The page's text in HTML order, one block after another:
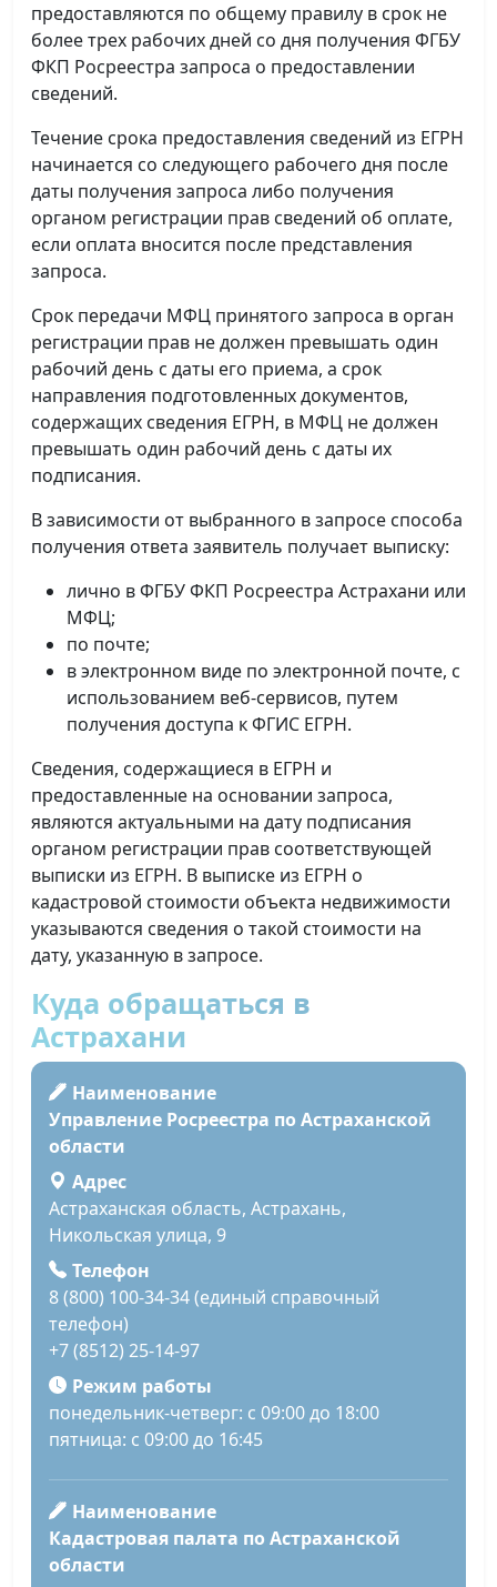
предоставляются по общему правилу в срок не
более трех рабочих дней со дня получения ФГБУ
ФКП Росреестра запроса о предоставлении
сведений.
Течение срока предоставления сведений из ЕГРН
начинается со следующего рабочего дня после
даты получения запроса либо получения
органом регистрации прав сведений об оплате,
если оплата вносится после представления
запроса.
Срок передачи МФЦ принятого запроса в орган
регистрации прав не должен превышать один
рабочий день с даты его приема, а срок
направления подготовленных документов,
содержащих сведения ЕГРН, в МФЦ не должен
превышать один рабочий день с даты их
подписания.
В зависимости от выбранного в запросе способа
получения ответа заявитель получает выписку:
лично в ФГБУ ФКП Росреестра Астрахани или
МФЦ;
по почте;
в электронном виде по электронной почте, с
использованием веб-сервисов, путем
получения доступа к ФГИС ЕГРН.
Сведения, содержащиеся в ЕГРН и
предоставленные на основании запроса,
являются актуальными на дату подписания
органом регистрации прав соответствующей
выписки из ЕГРН. В выписке из ЕГРН о
кадастровой стоимости объекта недвижимости
указываются сведения о такой стоимости на
дату, указанную в запросе.
Куда обращаться в
Астрахани
Наименование
Управление Росреестра по Астраханской
области
Адрес
Астраханская область, Астрахань,
Никольская улица, 9
Телефон
8 (800) 100-34-34 (единый справочный
телефон)
+7 (8512) 25-14-97
Режим работы
понедельник-четверг: с 09:00 до 18:00
пятница: с 09:00 до 16:45
Наименование
Кадастровая палата по Астраханской
области